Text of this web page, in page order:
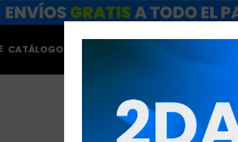
CATÁLOGO
BARRAS